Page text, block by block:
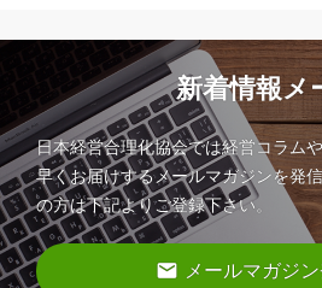
新着情報メ
日本経営合理化協会では経営コラム
早くお届けするメールマガジンを発
の方は下記よりご登録下さい。
email メールマガジ